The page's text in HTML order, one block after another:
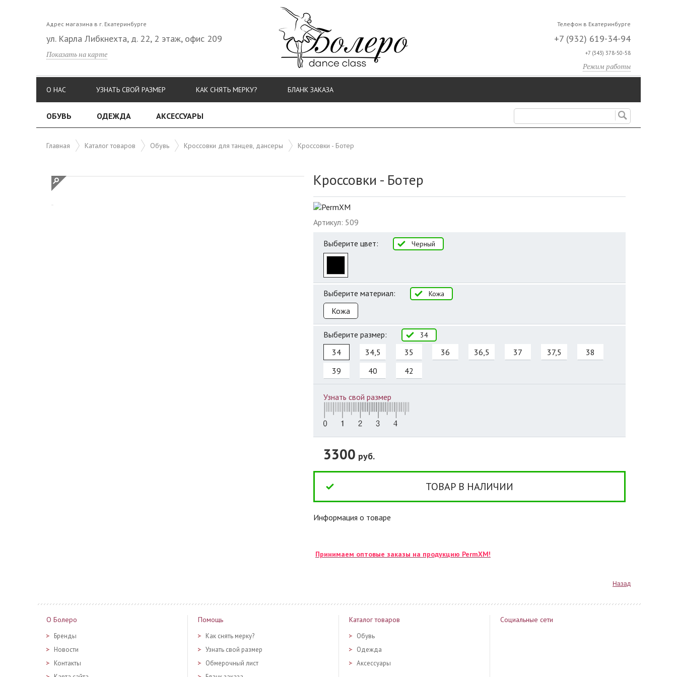
Адрес магазина в г. Екатеринбурге
ул. Карла Либкнехта, д. 22, 2 этаж, офис 209
Показать на карте
Телефон в Екатеринбурге
+7 (932) 619-34-94
+7 (343) 378-50-58
Режим работы
О НАС УЗНАТЬ СВОЙ РАЗМЕР КАК СНЯТЬ МЕРКУ? БЛАНК ЗАКАЗА
ОБУВЬ ОДЕЖДА АКСЕССУАРЫ
Главная Каталог товаров Обувь Кроссовки для танцев, дансеры Кроссовки - Ботер
Кроссовки - Ботер
Артикул: 509
Выберите цвет: Черный
Выберите материал: Кожа
Кожа
Выберите размер: 34
34 34,5 35 36 36,5 37 37,5
38
39
40 42
Узнать свой размер
3300 руб.
ТОВАР В НАЛИЧИИ
Информация о товаре
Принимаем оптовые заказы на продукцию PermXM!
Назад
О Болеро
Бренды
Новости
Контакты
Помощь
Как снять мерку?
Узнать свой размер
Обмерочный лист
Каталог товаров
Обувь
Одежда
Аксессуары
Социальные сети